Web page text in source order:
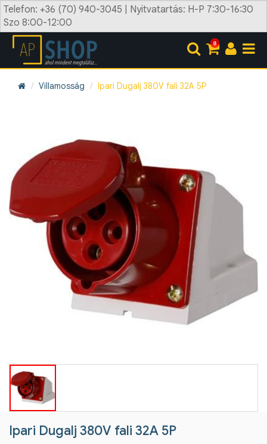
Telefon: +36 (70) 940-3045 | Nyitvatartás: H-P 7:30-16:30
Szo 8:00-12:00
0
Villamosság Ipari Dugalj 380V fali 32A 5P
Ipari Dugalj 380V fali 32A 5P